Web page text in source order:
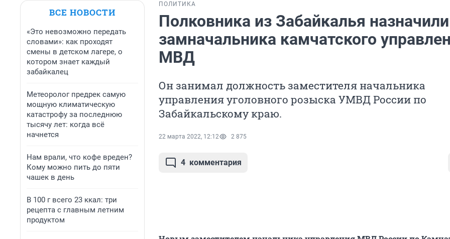
ВСЕ НОВОСТИ
«Это невозможно передать
словами»: как проходят
смены в детском лагере, о
котором знает каждый
забайкалец
Метеоролог предрек самую
мощную климатическую
катастрофу за последнюю
тысячу лет: когда всё
начнется
Нам врали, что кофе вреден?
Кому можно пить до пяти
чашек в день
В 100 г всего 23 ккал: три
рецепта с главным летним
продуктом
ПОЛИТИКА
Полковника из Забайкалья назначили
замначальника камчатского
МВД
Он занимал должность заместителя начальника
управления уголовного розыска УМВД России по
Забайкальскому краю.
22 марта 2022, 12:12 2 875
4 комментария